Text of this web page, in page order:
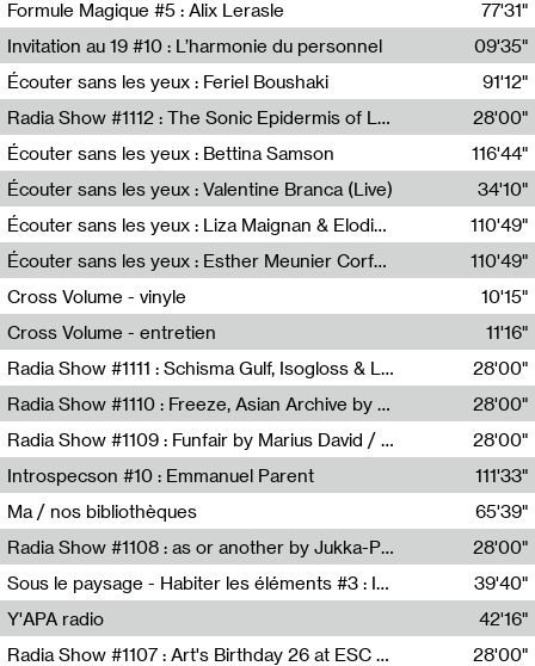
Formule Magique #5 : Alix Lerasle
Nathalie Lacroix
77'31"
Invitation au 19 #10 : L’harmonie du personnel
19, CRAC
09'35"
Écouter sans les yeux : Feriel Boushaki
Feriel Boushaki
91'12"
Radia Show #1112 : The Sonic Epidermis of Lake Léman by Paul Courlet / Guest Slot
28'00"
Écouter sans les yeux : Bettina Samson
Bettina Samson
116'44"
Écouter sans les yeux : Valentine Branca (Live)
Valentine Branca
34'10"
Écouter sans les yeux : Liza Maignan & Elodie Lecat
Liza Maignan,Elodie Lecat
110'49"
Écouter sans les yeux : Esther Meunier Corfdyr
Esther Meunier Corfdyr
110'49"
Cross Volume - vinyle
10'15"
Cross Volume - entretien
11'16"
Radia Show #1111 : Schisma Gulf, Isogloss & Lament For The Old Clock By Harvey Young / Resonance
Resonance
28'00"
Radia Show #1110 : Freeze, Asian Archive by Avita Maheen / Radio Worm
Radio WORM
28'00"
Radia Show #1109 : Funfair by Marius David / JET FM
Jet FM
28'00"
Introspecson #10 : Emmanuel Parent
Pierre Henry,Emmanuel Parent
111'33"
Ma / nos bibliothèques
Sarah Tritz,Elene Lapiashivili,Justin Marconnet,Mateo Cuche,Esther Lechevalier,Suzie Lecroart,Romance Castelet
65'39"
Radia Show #1108 : as or another by Jukka-Pekka Kervinen / Rádio Zero
Radio Zero
28'00"
Sous le paysage - Habiter les éléments #3 : Interprétations, rituels et symboliques des éléments
Nastassja Martin
39'40"
Y'APA radio
Pierrick Mouton
42'16"
Radia Show #1107 : Art's Birthday 26 at ESC - Medien Kunst Labor
28'00"